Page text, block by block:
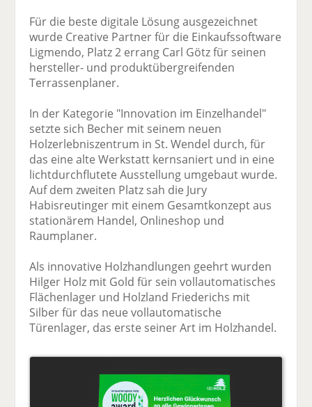
Für die beste digitale Lösung ausgezeichnet
wurde Creative Partner für die Einkaufssoftware
Ligmendo, Platz 2 errang Carl Götz für seinen
hersteller- und produktübergreifenden
Terrassenplaner.
In der Kategorie "Innovation im Einzelhandel"
setzte sich Becher mit seinem neuen
Holzerlebniszentrum in St. Wendel durch, für
das eine alte Werkstatt kernsaniert und in eine
lichtdurchflutete Ausstellung umgebaut wurde.
Auf dem zweiten Platz sah die Jury
Habisreutinger mit einem Gesamtkonzept aus
stationärem Handel, Onlineshop und
Raumplaner.
Als innovative Holzhandlungen geehrt wurden
Hilger Holz mit Gold für sein vollautomatisches
Flächenlager und Holzland Friederichs mit
Silber für das neue vollautomatische
Türenlager, das erste seiner Art im Holzhandel.